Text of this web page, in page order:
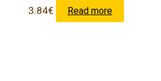
3.84€ Read more